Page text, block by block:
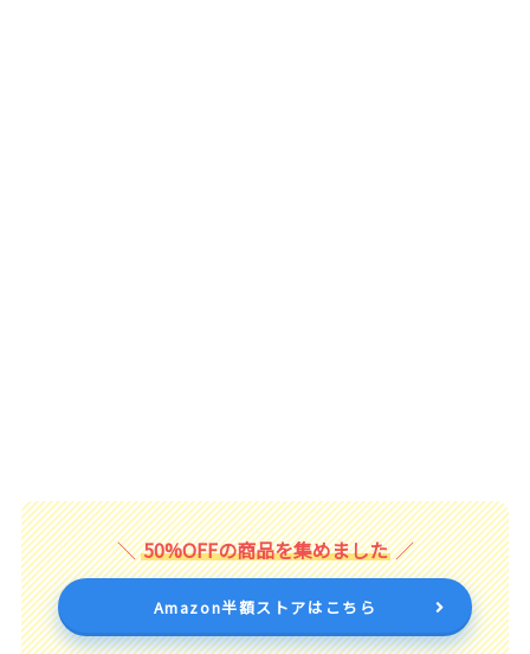
50%OFFの商品を集めました
Amazon半額ストアはこちら